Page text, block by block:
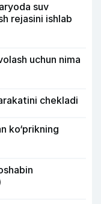
suv
rejasini ishlab
uchun nima
chekladi
ko‘prikning